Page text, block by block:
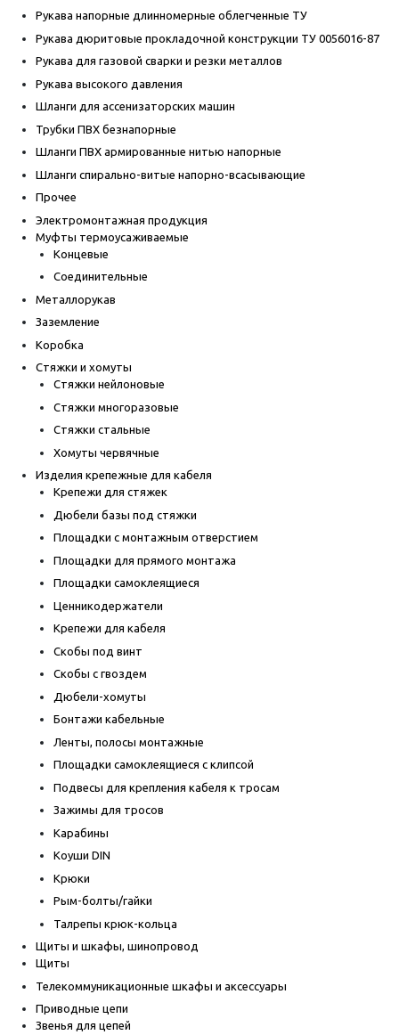
Рукава напорные длинномерные облегченные ТУ
Рукава дюритовые прокладочной конструкции ТУ 0056016-87
Рукава для газовой сварки и резки металлов
Рукава высокого давления
Шланги для ассенизаторских машин
Трубки ПВХ безнапорные
Шланги ПВХ армированные нитью напорные
Шланги спирально-витые напорно-всасывающие
Прочее
Электромонтажная продукция
Муфты термоусаживаемые
Концевые
Соединительные
Металлорукав
Заземление
Коробка
Стяжки и хомуты
Стяжки нейлоновые
Стяжки многоразовые
Стяжки стальные
Хомуты червячные
Изделия крепежные для кабеля
Крепежи для стяжек
Дюбели базы под стяжки
Площадки с монтажным отверстием
Площадки для прямого монтажа
Площадки самоклеящиеся
Ценникодержатели
Крепежи для кабеля
Скобы под винт
Скобы с гвоздем
Дюбели-хомуты
Бонтажи кабельные
Ленты, полосы монтажные
Площадки самоклеящиеся с клипсой
Подвесы для крепления кабеля к тросам
Зажимы для тросов
Карабины
Коуши DIN
Крюки
Рым-болты/гайки
Талрепы крюк-кольца
Щиты и шкафы, шинопровод
Щиты
Телекоммуникационные шкафы и аксессуары
Приводные цепи
Звенья для цепей